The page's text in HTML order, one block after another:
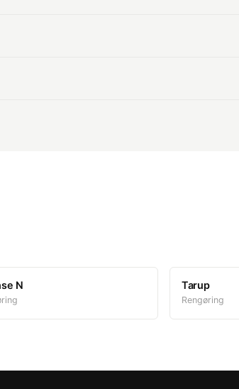
N Tarup
Rengøring